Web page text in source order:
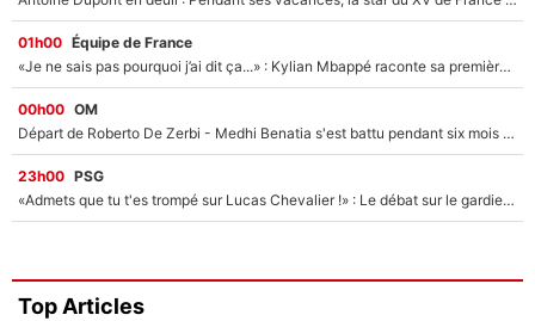
01h00 Équipe de France
«Je ne sais pas pourquoi j’ai dit ça...» : Kylian Mbappé raconte sa première rencontre avec Zinédine Zidane (et c’est très drôle)
00h00 OM
Départ de Roberto De Zerbi - Medhi Benatia s'est battu pendant six mois pour le retenir à l'OM, le PSG a été le naufrage de trop : «Je pars avec toi»
23h00 PSG
«Admets que tu t'es trompé sur Lucas Chevalier !» : Le débat sur le gardien du PSG vire au clash à l'After Foot
Top Articles